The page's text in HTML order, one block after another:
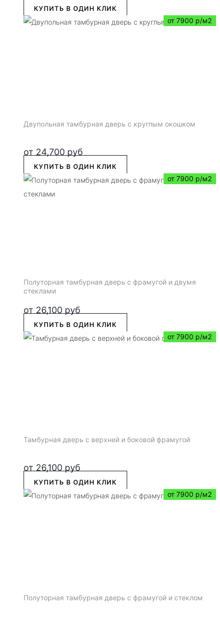
КУПИТЬ В ОДИН КЛИК
от 7900 р/м2
Двупольная тамбурная дверь с круглым окошком
от 24,700 руб
КУПИТЬ В ОДИН КЛИК
от 7900 р/м2
Полуторная тамбурная дверь с фрамугой и двумя
стеклами
от 26,100 руб
КУПИТЬ В ОДИН КЛИК
от 7900 р/м2
Тамбурная дверь с верхней и боковой фрамугой
от 26,100 руб
КУПИТЬ В ОДИН КЛИК
от 7900 р/м2
Полуторная тамбурная дверь с фрамугой и стеклом